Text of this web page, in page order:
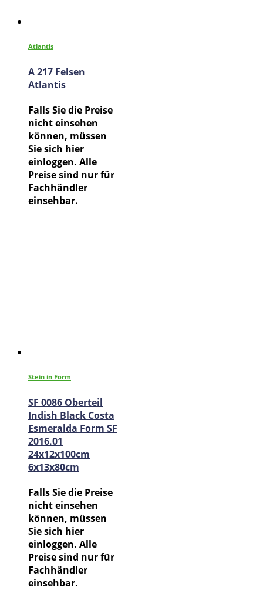
Atlantis
A 217 Felsen
Atlantis
Falls Sie die Preise
nicht einsehen
können, müssen
Sie sich hier
einloggen. Alle
Preise sind nur für
Fachhändler
einsehbar.
Stein in Form
SF 0086 Oberteil
Indish Black Costa
Esmeralda Form SF
2016.01
24x12x100cm
6x13x80cm
Falls Sie die Preise
nicht einsehen
können, müssen
Sie sich hier
einloggen. Alle
Preise sind nur für
Fachhändler
einsehbar.